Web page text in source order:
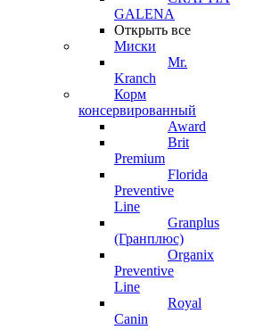
GALENA
Открыть все
Миски
Mr.
Kranch
Корм
консервированный
Award
Brit
Premium
Florida
Preventive
Line
Granplus
(Гранплюс)
Organix
Preventive
Line
Royal
Canin